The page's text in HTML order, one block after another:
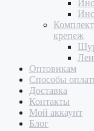
крепеж
Оптовикам
Способы
Доставка
Контакты
Мой аккаунт
Блог